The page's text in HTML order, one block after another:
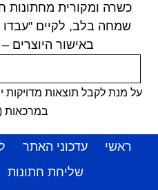
כשרה ומקורית מחתונות
שמחה בלב, לקיים
באישור היוצרים –
על מנת לקבל תוצאות מדויקות
במרכאות
ראשי עדכוני האתר
שליחת חתונות